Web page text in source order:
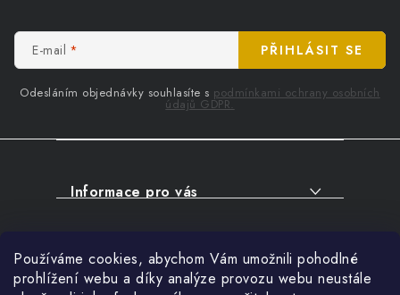
Používáme cookies, abychom Vám umožnili pohodlné
prohlížení webu a díky analýze provozu webu neustále
E-mail
Odesláním objednávky souhlasíte s podmínkami ochrany osobních
údajů GDPR.
PŘIHLÁSIT SE
Informace pro vás
SERVIS
Facebook